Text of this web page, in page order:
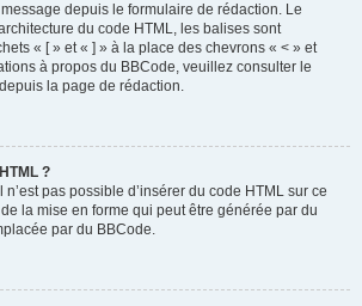
depuis le formulaire de rédaction. Le
du code HTML, les balises sont
« [ » et « ] » à la place des chevrons « < » et
à propos du BBCode, veuillez consulter le
la page de rédaction.
?
pas possible d’insérer du code HTML sur ce
la mise en forme qui peut être générée par du
par du BBCode.